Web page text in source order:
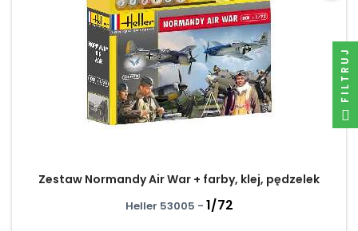
Zestaw Normandy Air War + farby, klej, pędzelek
Heller 53005 - 1/72
FILTRUJ